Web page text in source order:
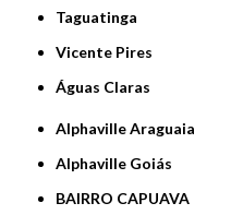
Taguatinga
Vicente Pires
Águas Claras
Alphaville Araguaia
Alphaville Goiás
BAIRRO CAPUAVA